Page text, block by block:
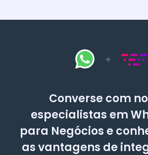
especialistas em
para Negócios e
as vantagens de
número à